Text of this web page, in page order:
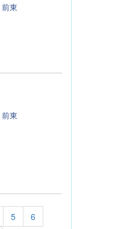
前東
前東
5
6